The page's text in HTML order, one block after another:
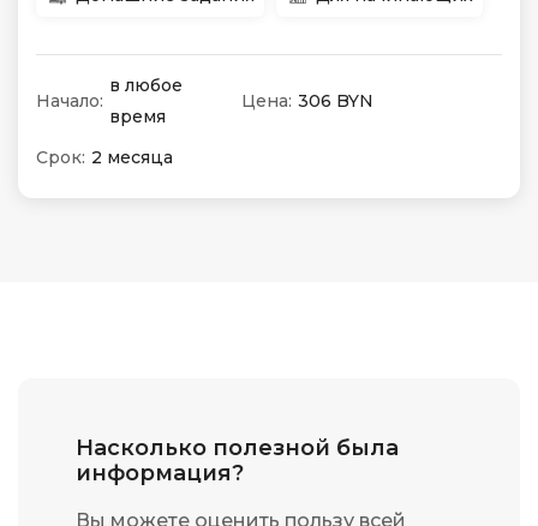
Начало:
в любое
время
Цена: 306 BYN
Срок: 2 месяца
Насколько полезной была
информация?
Вы можете оценить пользу всей